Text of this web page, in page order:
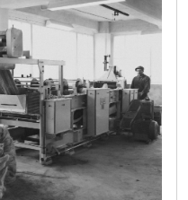
the challenge
to China and